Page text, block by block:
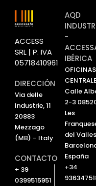
ACCESS
SRL | P. IVA
05718410961
DIRECCIÓN
Via delle
Industrie, 11
20883
Mezzago
(MB) – Italy
CONTACTO
+ 39
0399515951
AQD
-
IBÉRICA
OFICINAS
Calle
2-3
Les
del Valles
España
+34